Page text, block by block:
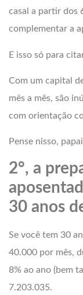
casal a partir dos
complementar a
E isso só para
Com um capital
mês a mês, são
com orientação
Pense nisso,
2°, a
30 anos
Se você tem 30
40.000 por mês,
8% ao ano (bem
7.203.035.